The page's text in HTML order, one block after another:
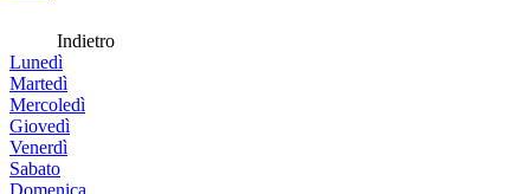
Indietro
Lunedì
Martedì
Mercoledì
Giovedì
Venerdì
Sabato
Domenica